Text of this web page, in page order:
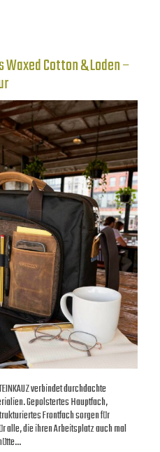
Cotton & Loden –
verbindet durchdachte
Gepolstertes Hauptfach,
Frontfach sorgen für
alle, die ihren Arbeitsplatz auch mal